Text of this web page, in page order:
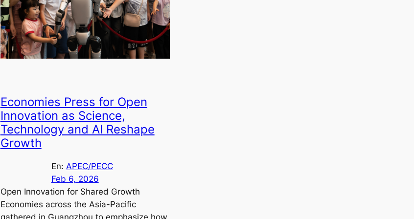
Economies Press for Open
Innovation as Science,
Technology and AI Reshape
Growth
En: APEC/PECC
Feb 6, 2026
Open Innovation for Shared Growth
Economies across the Asia-Pacific